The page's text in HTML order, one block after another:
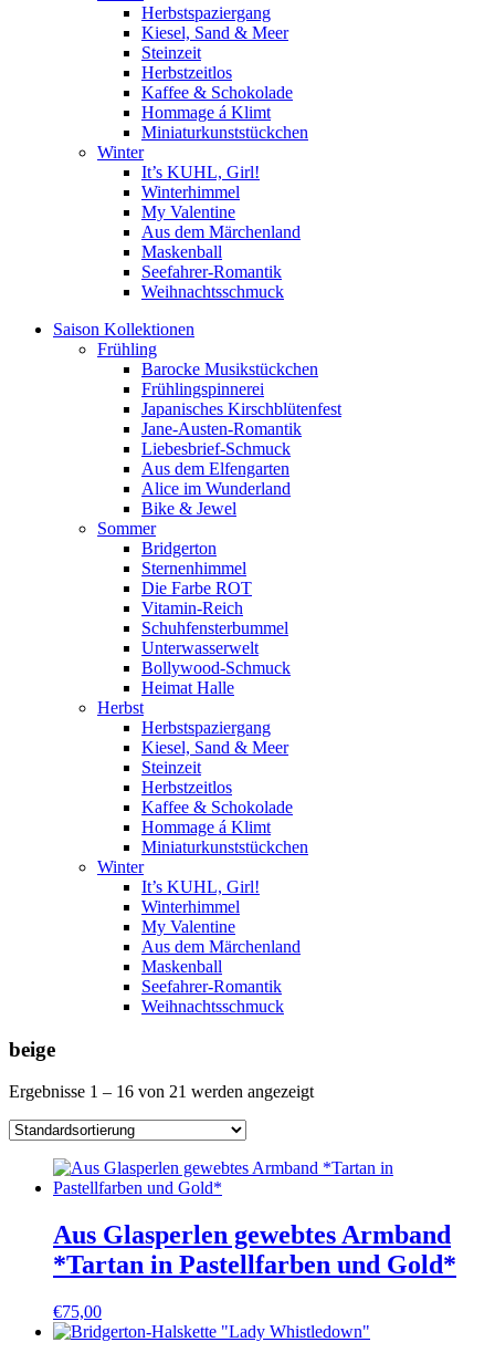
Herbstspaziergang
Kiesel, Sand & Meer
Steinzeit
Herbstzeitlos
Kaffee & Schokolade
Hommage á Klimt
Miniaturkunststückchen
Winter
It’s KUHL, Girl!
Winterhimmel
My Valentine
Aus dem Märchenland
Maskenball
Seefahrer-Romantik
Weihnachtsschmuck
Saison Kollektionen
Frühling
Barocke Musikstückchen
Frühlingspinnerei
Japanisches Kirschblütenfest
Jane-Austen-Romantik
Liebesbrief-Schmuck
Aus dem Elfengarten
Alice im Wunderland
Bike & Jewel
Sommer
Bridgerton
Sternenhimmel
Die Farbe ROT
Vitamin-Reich
Schuhfensterbummel
Unterwasserwelt
Bollywood-Schmuck
Heimat Halle
Herbst
Herbstspaziergang
Kiesel, Sand & Meer
Steinzeit
Herbstzeitlos
Kaffee & Schokolade
Hommage á Klimt
Miniaturkunststückchen
Winter
It’s KUHL, Girl!
Winterhimmel
My Valentine
Aus dem Märchenland
Maskenball
Seefahrer-Romantik
Weihnachtsschmuck
beige
Ergebnisse 1 – 16 von 21 werden angezeigt
Aus Glasperlen gewebtes Armband
*Tartan in Pastellfarben und Gold*
€75,00